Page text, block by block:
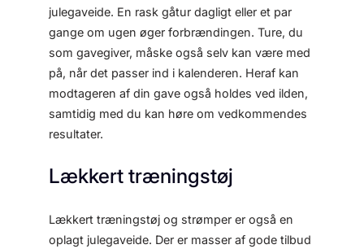
julegaveide. En rask gåtur dagligt eller et par
gange om ugen øger forbrændingen. Ture, du
som gavegiver, måske også selv kan være med
på, når det passer ind i kalenderen. Heraf kan
modtageren af din gave også holdes ved ilden,
samtidig med du kan høre om vedkommendes
resultater.
Lækkert træningstøj
Lækkert træningstøj og strømper er også en
oplagt julegaveide. Der er masser af gode tilbud